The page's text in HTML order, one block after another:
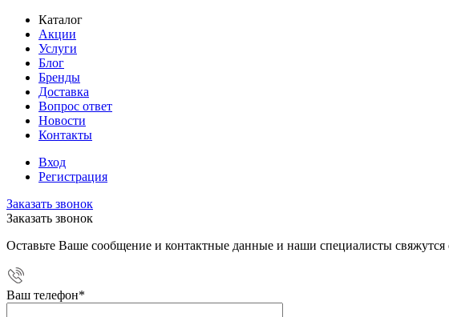
Каталог
Акции
Услуги
Блог
Бренды
Доставка
Вопрос ответ
Новости
Контакты
Вход
Регистрация
Заказать звонок
Заказать звонок
Оставьте Ваше сообщение и контактные данные и наши специалисты
Ваш телефон*